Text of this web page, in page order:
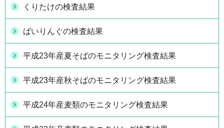
くりたけの検査結果
ばいりんぐの検査結果
平成23年産夏そばのモニタリング検査結果
平成23年産秋そばのモニタリング検査結果
平成24年産麦類のモニタリング検査結果